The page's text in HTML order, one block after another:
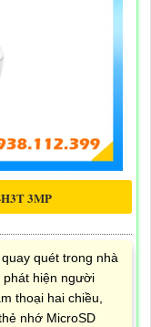
3MP
quét trong nhà
phát hiện người
thoại hai chiều,
nhớ MicroSD